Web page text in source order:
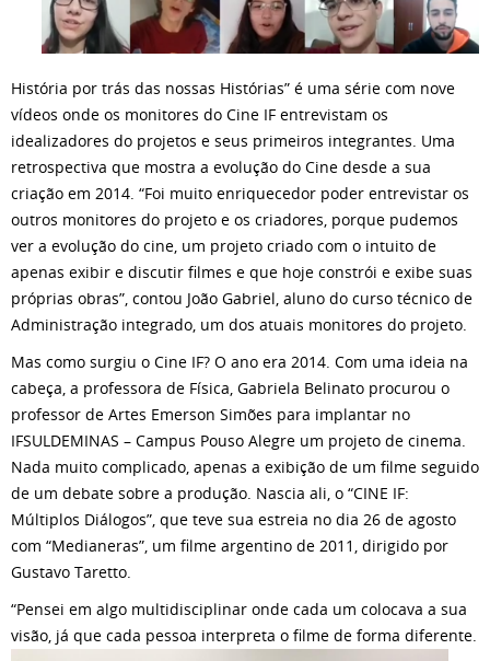
História por trás das nossas Histórias” é uma série com nove
vídeos onde os monitores do Cine IF entrevistam os
idealizadores do projetos e seus primeiros integrantes. Uma
retrospectiva que mostra a evolução do Cine desde a sua
criação em 2014. “Foi muito enriquecedor poder entrevistar os
outros monitores do projeto e os criadores, porque pudemos
ver a evolução do cine, um projeto criado com o intuito de
apenas exibir e discutir filmes e que hoje constrói e exibe suas
próprias obras”, contou João Gabriel, aluno do curso técnico de
Administração integrado, um dos atuais monitores do projeto.
Mas como surgiu o Cine IF? O ano era 2014. Com uma ideia na
cabeça, a professora de Física, Gabriela Belinato procurou o
professor de Artes Emerson Simões para implantar no
IFSULDEMINAS – Campus Pouso Alegre um projeto de cinema.
Nada muito complicado, apenas a exibição de um filme seguido
de um debate sobre a produção. Nascia ali, o “CINE IF:
Múltiplos Diálogos”, que teve sua estreia no dia 26 de agosto
com “Medianeras”, um filme argentino de 2011, dirigido por
Gustavo Taretto.
“Pensei em algo multidisciplinar onde cada um colocava a sua
visão, já que cada pessoa interpreta o filme de forma diferente.